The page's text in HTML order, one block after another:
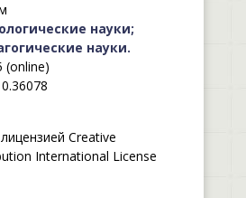
науки;
науки.
(online)
Creative
International License